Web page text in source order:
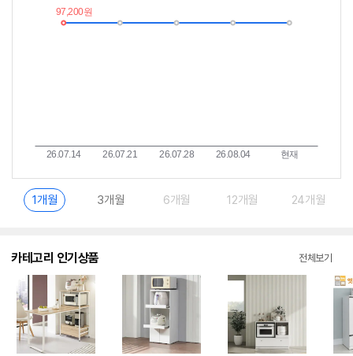
이
란?
1개월 3개월 6개월 12개월 24개월
카테고리 인기상품 전체보기